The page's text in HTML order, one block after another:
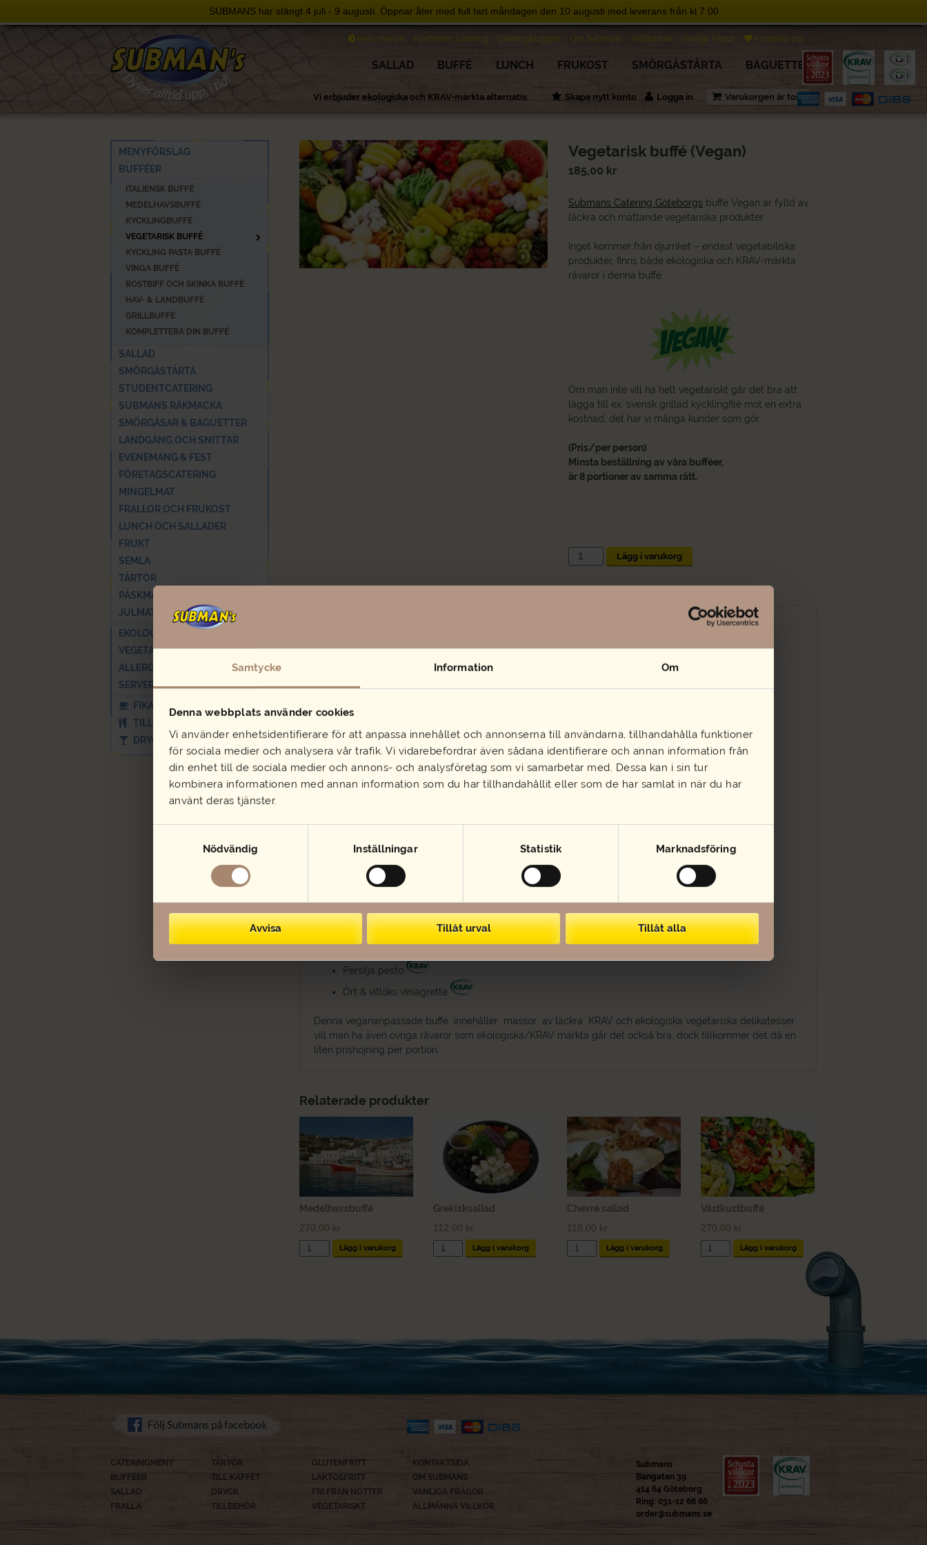
SUBMANS har stängt 4 juli - 9 augusti. Öppnar åter med full fart måndagen den 10 augusti med leverans från kl 7:00
Samtycke Information Om
Denna webbplats använder cookies
Vi använder enhetsidentifierare för att anpassa innehållet och annonserna till användarna, tillhandahålla funktioner
för sociala medier och analysera vår trafik. Vi vidarebefordrar även sådana identifierare och annan information från
din enhet till de sociala medier och annons- och analysföretag som vi samarbetar med. Dessa kan i sin tur
kombinera informationen med annan information som du har tillhandahållit eller som de har samlat in när du har
använt deras tjänster.
Nödvändig
Inställningar Statistik Marknadsföring
Avvisa Tillåt urval Tillåt alla
Skip
SALLAD BUFFÉ LUNCH FRUKOST SMÖRGÅSTÅRTA BAGUETTE
Hela menyn Konferens Catering Cateringbloggen Om Submans Hållbarhet Vanliga frågor Kontakta oss
Vi erbjuder ekologiska och KRAV-märkta alternativ. Varukorgen är tom
Skapa nytt konto Logga in
Vegetarisk buffé (Vegan)
185,00 kr
Submans Catering Göteborgs buffé Vegan är fylld av
läckra och mättande vegetariska produkter.
Inget kommer från djurriket – endast vegetabiliska
produkter, finns både ekologiska och KRAV-märkta
råvaror i denna buffé.
Om man inte vill ha helt vegetariskt går det bra att
lägga till ex. svensk grillad kycklingfilé mot en extra
kostnad, det har vi många kunder som gör.
(Pris/per person)
Minsta beställning av våra bufféer,
är 8 portioner av samma rätt.
Vegetarisk
buffé
Lägg i varukorg
Buffen innehåller:
Goda Kalamata Oliver
Grillad paprika
Marokanska citronmarinerade morötter
Picklad rödlök
Solmogna tomater
Säsongens frukt ex. melon, apelsin , jordgubbar
Marinerade bönor Eko*
Pasta sallad: Nykokt pasta
, paprika, majs, lök, soltorkad tomat, sallad och kryddor
Blandad sallad: Olika salladssorter, tomat, gurka och lök
Vår egengjorda goda dressingar och röror:
Persilja pesto
Ört & vitlöks viniagrette
Denna vegananpassade buffé innehåller massor av läckra KRAV och ekologiska vegetariska delikatesser,
vill man ha även övriga råvaror som ekologiska/KRAV märkta går det också bra, dock tillkommer det då en
liten prishöjning per portion.
Relaterade produkter
Medelhavsbuffé
270,00 kr
Medelhavsbuffé
mängd
Lägg i varukorg
Grekisksallad
112,00 kr
Grekisksallad
mängd
Lägg i varukorg
Chevré sallad
118,00 kr
Chevré
sallad
Lägg i varukorg
Västkustbuffé
270,00 kr
Västkustbuffé
mängd
Lägg i varukorg
MENYFÖRSLAG
BUFFÉER
ITALIENSK BUFFÉ
MEDELHAVSBUFFÉ
KYCKLINGBUFFÉ
VEGETARISK BUFFÉ
KYCKLING PASTA BUFFÉ
VINGA BUFFÉ
ROSTBIFF OCH SKINKA BUFFÉ
HAV- & LANDBUFFÉ
GRILLBUFFÉ
KOMPLETTERA DIN BUFFÉ
SALLAD
SMÖRGÅSTÅRTA
STUDENTCATERING
SUBMANS RÄKMACKA
SMÖRGÅSAR & BAGUETTER
LANDGÅNG OCH SNITTAR
EVENEMANG & FEST
FÖRETAGSCATERING
MINGELMAT
FRALLOR OCH FRUKOST
LUNCH OCH SALLADER
FRUKT
SEMLA
TÅRTOR
PÅSKMAT
JULMAT
EKOLOGISKT/KRAV
VEGETARISKT & VEGANSKT
ALLERGIER
SERVERING
FIKA TILL KAFFET
TILLBEHÖR
DRYCK
CATERINGMENY
BUFFÉER
SALLAD
FRALLA
TÅRTOR
TILL KAFFET
DRYCK
TILLBEHÖR
GLUTENFRITT
LAKTOSFRITT
FRI FRÅN NÖTTER
VEGETARISKT
KONTAKTSIDA
OM SUBMANS
VANLIGA FRÅGOR
ALLMÄNNA VILLKOR
Submans
Bangatan 39
414 64 Göteborg
Ring: 031-12 66 66
order@submans.se